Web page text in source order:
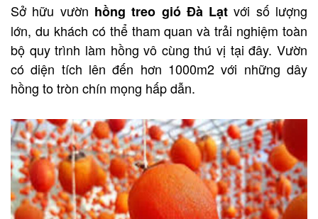
Sở hữu vườn hồng treo gió Đà Lạtvới số lượng
lớn, du khách có thể tham quan và trải nghiệm toàn
bộ quy trình làm hồng vô cùng thú vị tại đây. Vườn
có diện tích lên đến hơn 1000m2 với những dây
hồng to tròn chín mọng hấp dẫn.